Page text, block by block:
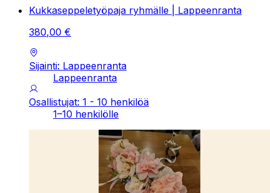
Kukkaseppeletyöpaja ryhmälle | Lappeenranta
380,00 €
Sijainti: Lappeenranta
Lappeenranta
Osallistujat: 1 - 10 henkilöä
1–10 henkilölle